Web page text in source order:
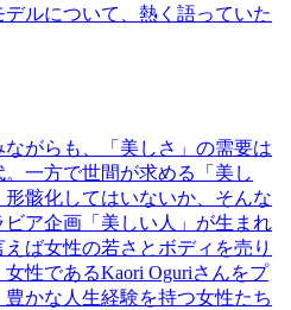
ルについて、熱く語っていた
がらも、「美しさ」の需要は
一方で世間が求める「美し
骸化してはいないか、そんな
ア企画「美しい人」が生まれ
ば女性の若さとボディを売り
性であるKaori Oguriさんをプ
かな人生経験を持つ女性たち